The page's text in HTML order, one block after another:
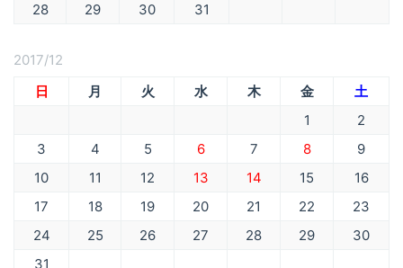
28
29 30 31
2017/12
日
月 火 水 木 金
土
1
2
3
4 5 6 7 8
9
10
11 12 13 14 15
16
17
18 19 20 21 22
23
24
25 26 27 28 29
30
31